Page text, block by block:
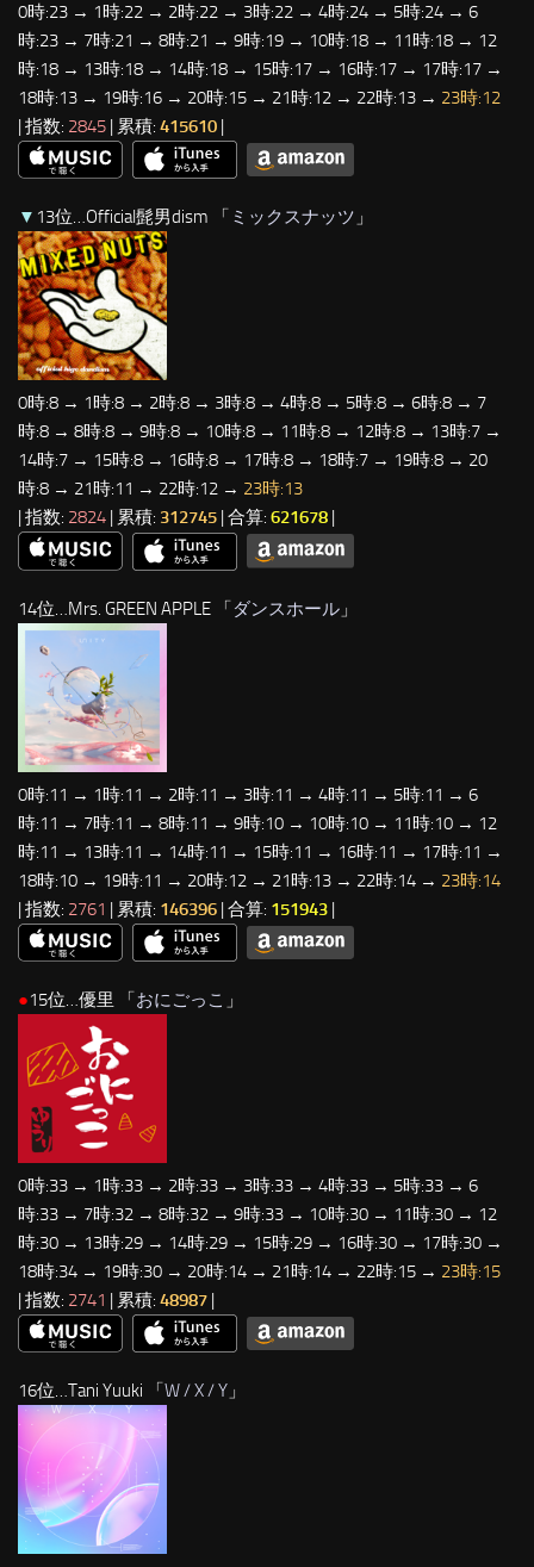
0時:23 → 1時:22 → 2時:22 → 3時:22 → 4時:24 → 5時:24 → 6
時:23 → 7時:21 → 8時:21 → 9時:19 → 10時:18 → 11時:18 → 12
時:18 → 13時:18 → 14時:18 → 15時:17 → 16時:17 → 17時:17 →
18時:13 → 19時:16 → 20時:15 → 21時:12 → 22時:13 → 23時:12
| 指数: 2845 | 累積: 415610 |
▼ 13位…Official髭男dism 「 ミックスナッツ 」
0時:8 → 1時:8 → 2時:8 → 3時:8 → 4時:8 → 5時:8 → 6時:8 → 7
時:8 → 8時:8 → 9時:8 → 10時:8 → 11時:8 → 12時:8 → 13時:7 →
14時:7 → 15時:8 → 16時:8 → 17時:8 → 18時:7 → 19時:8 → 20
時:8 → 21時:11 → 22時:12 → 23時:13
| 指数: 2824 | 累積: 312745 | 合算: 621678
14位…Mrs. GREEN APPLE 「ダンスホール 」
0時:11 → 1時:11 → 2時:11 → 3時:11 → 4時:11 → 5時:11 → 6
時:11 → 7時:11 → 8時:11 → 9時:10 → 10時:10 → 11時:10 → 12
時:11 → 13時:11 → 14時:11 → 15時:11 → 16時:11 → 17時:11 →
18時:10 → 19時:11 → 20時:12 → 21時:13 → 22時:14 → 23時:14
| 指数: 2761 | 累積: 146396 | 合算: 151943 |
●15位…優里 「おにごっこ 」
0時:33 → 1時:33 → 2時:33 → 3時:33 → 4時:33 → 5時:33 → 6
時:33 → 7時:32 → 8時:32 → 9時:33 → 10時:30 → 11時:30 → 12
時:30 → 13時:29 → 14時:29 → 15時:29 → 16時:30 → 17時:30 →
18時:34 → 19時:30 → 20時:14 → 21時:14 → 22時:15 → 23時:15
| 指数: 2741 | 累積: 48987 |
16位…Tani Yuuki 「W / X / Y 」